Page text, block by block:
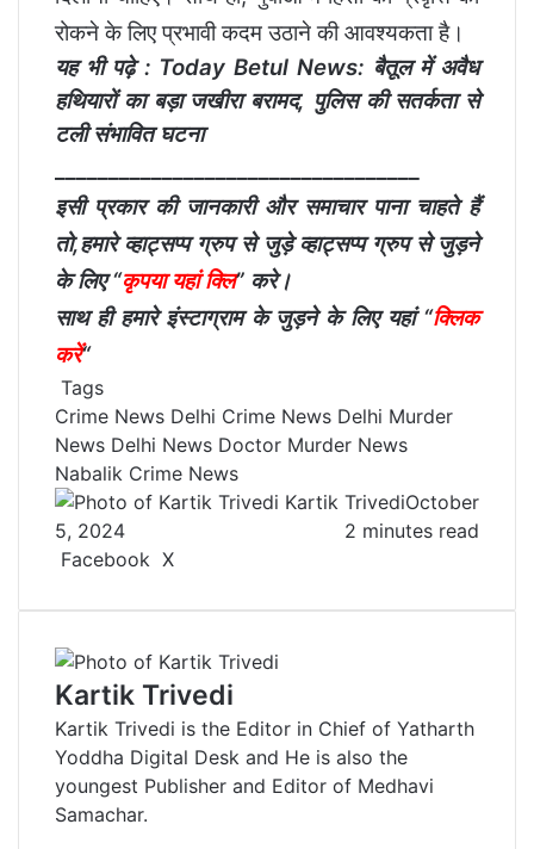
रोकने के लिए प्रभावी कदम उठाने की आवश्यकता है।
यह भी पढ़े : Today Betul News: बैतूल में अवैध
हथियारों का बड़ा जखीरा बरामद, पुलिस की सतर्कता से
टली संभावित घटना
इसी प्रकार की जानकारी और समाचार पाना चाहते हैं
तो,हमारे व्हाट्सप्प ग्रुप से जुड़े व्हाट्सप्प ग्रुप से जुड़ने
के लिए“कृपया यहां क्लि” करे।
साथ ही हमारे इंस्टाग्राम के जुड़ने के लिए यहां“क्लिक
करें“
Tags
Crime News Delhi Crime News Delhi Murder
News Delhi News Doctor Murder News
Nabalik Crime News
Kartik TrivediOctober
5, 2024
2 minutes read
Facebook X
n
e
d
I
n
m
l
r
n
e
r
e
s
t
d
i
t
o
t
a
k
t
e
a
e
v
i
a
E
i
Kartik Trivedi
Kartik Trivedi is the Editor in Chief of Yatharth
Yoddha Digital Desk and He is also the
youngest Publisher and Editor of Medhavi
Samachar.